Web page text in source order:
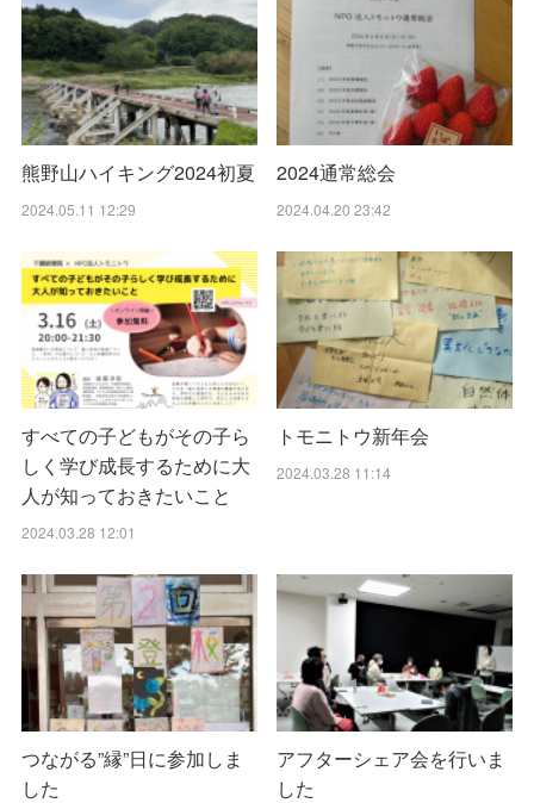
熊野山ハイキング2024初夏
2024.05.11 12:29
2024通常総会
2024.04.20 23:42
すべての子どもがその子ら
しく学び成長するために大
人が知っておきたいこと
2024.03.28 12:01
トモニトウ新年会
2024.03.28 11:14
つながる”縁”日に参加しま
した
アフターシェア会を行いま
した